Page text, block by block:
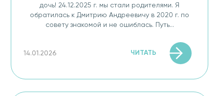
дочь! 24.12.2025 г. мы стали родителями. Я
обратилась к Дмитрию Андреевичу в 2020 г. по
совету знакомой и не ошиблась. Путь...
14.01.2026 ЧИТАТЬ